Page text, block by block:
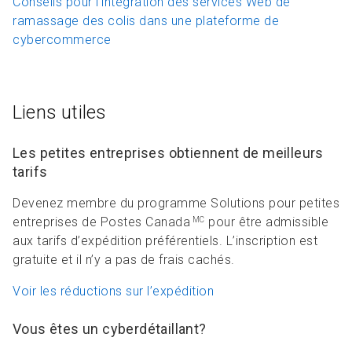
ramassage des colis dans une plateforme de
cybercommerce
Liens utiles
Les petites entreprises obtiennent de meilleurs
tarifs
Devenez membre du programme Solutions pour petites
entreprises de Postes Canada MC pour être admissible
aux tarifs d’expédition préférentiels. L’inscription est
gratuite et il n’y a pas de frais cachés.
Voir les réductions sur l’expédition
Vous êtes un cyberdétaillant?